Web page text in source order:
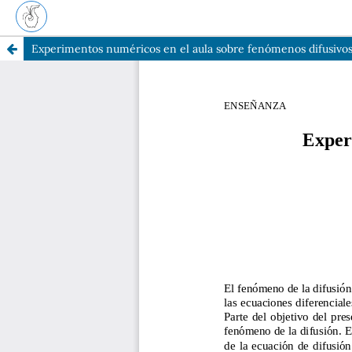
Experimentos numéricos en el aula sobre fenómenos